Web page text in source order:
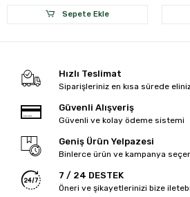
Sepete Ekle
Hızlı Teslimat
Siparişleriniz en kısa sürede
Güvenli Alışveriş
Güvenli ve kolay ödeme sistemi
Geniş Ürün Yelpazesi
Binlerce ürün ve kampanya
7 / 24 DESTEK
Öneri ve şikayetlerinizi bize